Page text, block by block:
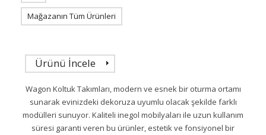
Mağazanın Tüm Ürünleri
Ürünü İncele
Wagon Koltuk Takımları, modern ve esnek bir oturma ortamı
sunarak evinizdeki dekoruza uyumlu olacak şekilde farklı
modülleri sunuyor. Kaliteli inegol mobilyaları ile uzun kullanım
süresi garanti veren bu ürünler, estetik ve fonsiyonel bir